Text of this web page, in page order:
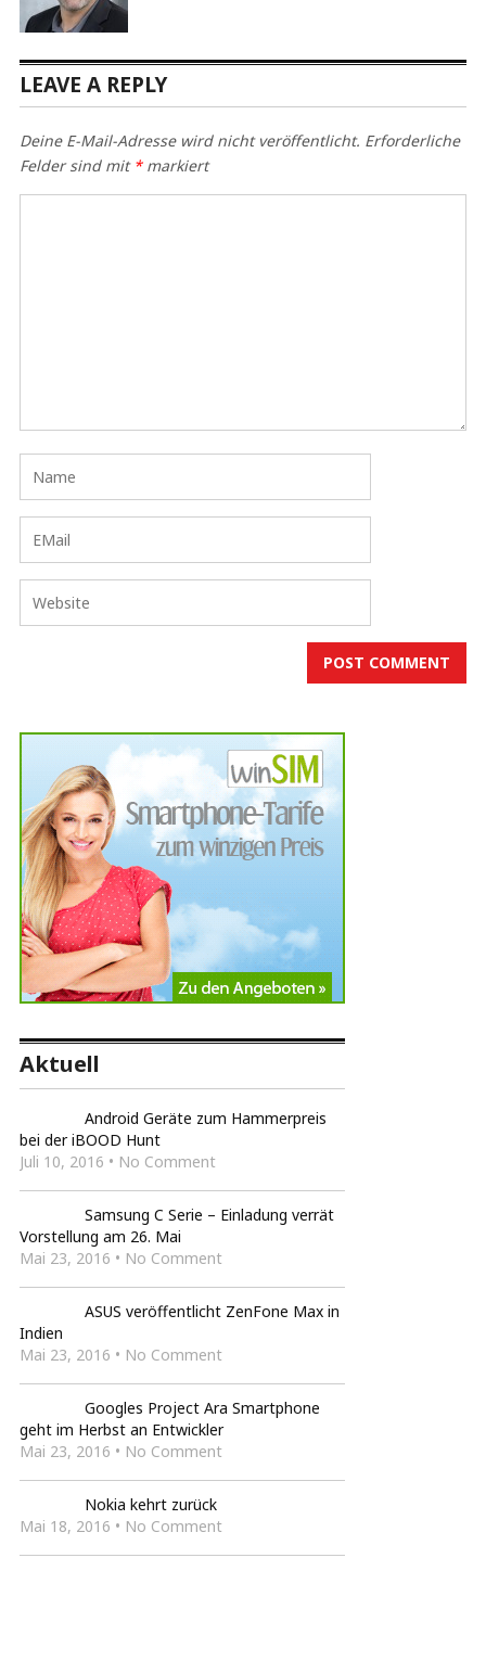
LEAVE A REPLY
Deine E-Mail-Adresse wird nicht veröffentlicht. Erforderliche
Felder sind mit *markiert
Aktuell
Android Geräte zum Hammerpreis
bei der iBOOD Hunt
Juli 10, 2016 • No Comment
Samsung C Serie – Einladung verrät
Vorstellung am 26. Mai
Mai 23, 2016 • No Comment
ASUS veröffentlicht ZenFone Max in
Indien
Mai 23, 2016 • No Comment
Googles Project Ara Smartphone
geht im Herbst an Entwickler
Mai 23, 2016 • No Comment
Nokia kehrt zurück
Mai 18, 2016 • No Comment